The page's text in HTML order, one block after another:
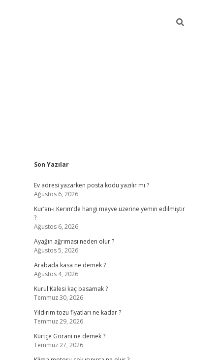
Sidebar
Son Yazılar
Ev adresi yazarken posta kodu yazılır mı ?
Ağustos 6, 2026
Kur’an-ı Kerim’de hangi meyve üzerine yemin edilmiştir
?
Ağustos 6, 2026
Ayağın ağrıması neden olur ?
Ağustos 5, 2026
Arabada kasa ne demek ?
Ağustos 4, 2026
Kurul Kalesi kaç basamak ?
Temmuz 30, 2026
Yıldırım tozu fiyatları ne kadar ?
Temmuz 29, 2026
Kürtçe Gorani ne demek ?
Temmuz 27, 2026